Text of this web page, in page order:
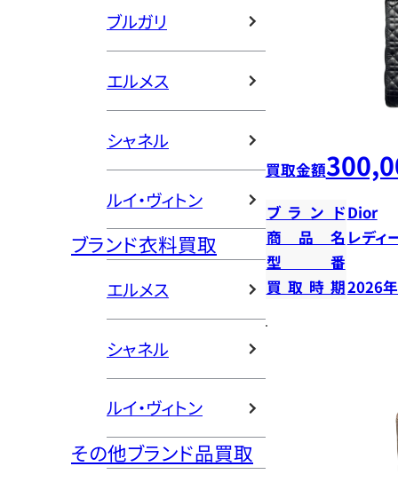
ブルガリ
エルメス
シャネル
ルイ・ヴィトン
ブランド衣料買取
エルメス
シャネル
ルイ・ヴィトン
その他ブランド品買取
買取金額
ブランドDior
商品名 レディ
型番
買取時期2026